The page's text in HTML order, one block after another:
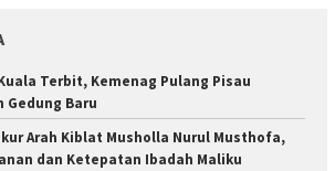
Terbit, Kemenag Pulang Pisau
Gedung Baru
Arah Kiblat Musholla Nurul Musthofa,
dan Ketepatan Ibadah Maliku